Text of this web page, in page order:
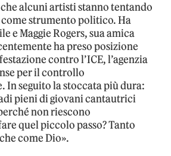
alcuni artisti stanno tentando
come strumento politico. Ha
e Maggie Rogers, sua amica
ha preso posizione
contro l’ICE, l’agenzia
per il controllo
In seguito la stoccata più dura:
pieni di giovani cantautrici
non riescono
quel piccolo passo? Tanto
come Dio».